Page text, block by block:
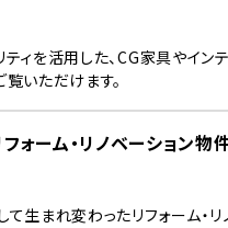
ティを活用した、CG家具やイン
いただけます。
フォーム・リノベーション物
て生まれ変わったリフォーム・リ